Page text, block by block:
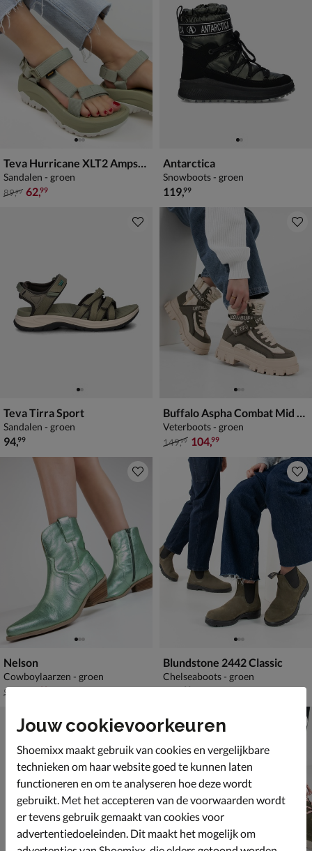
Teva Hurricane XLT2 Ampsole
Sandalen - groen
van € 89,99 voor € 62,99
89,99 62,99
Antarctica
Snowboots - groen
€ 119,99
119,99
Teva Tirra Sport
Sandalen - groen
€ 94,99
94,99
Buffalo Aspha Combat Mid Warm
Veterboots - groen
van € 149,99 voor € 104,99
149,99 104,99
Nelson
Cowboylaarzen - groen
van € 99,99 voor € 69,99
99 69,99
Blundstone 2442 Classic
Chelseaboots - groen
€ 209,99
209,99
Jouw cookievoorkeuren
Shoemixx maakt gebruik van cookies en vergelijkbare
technieken om haar website goed te kunnen laten
functioneren en om te analyseren hoe deze wordt
gebruikt. Met het accepteren van de voorwaarden wordt
er tevens gebruik gemaakt van cookies voor
advertentiedoeleinden. Dit maakt het mogelijk om